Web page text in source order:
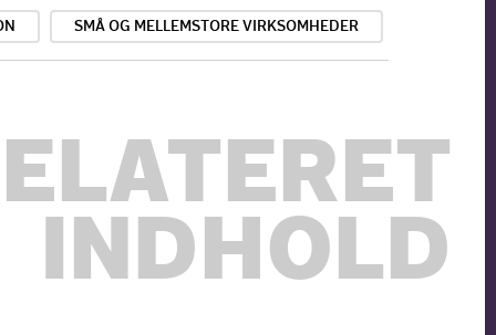
SMÅ OG MELLEMSTORE VIRKSOMHEDER
INDHOLD